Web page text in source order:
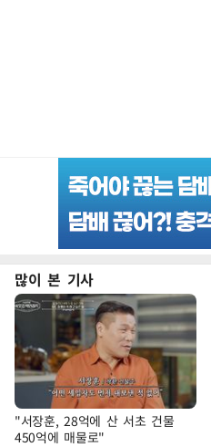
많이 본 기사
"서장훈, 28억에 산 서초 건물
450억에 매물로"